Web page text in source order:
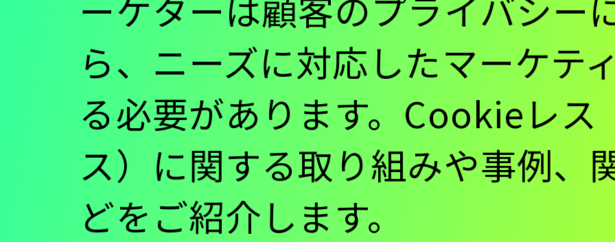
イ
ン
ら、ニーズに対応したマーケテ
る必要があります。Cookieレス
ス）に関する取り組みや事例、
どをご紹介します。